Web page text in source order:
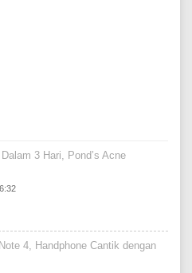
3 Hari, Pond’s Acne
4, Handphone Cantik dengan